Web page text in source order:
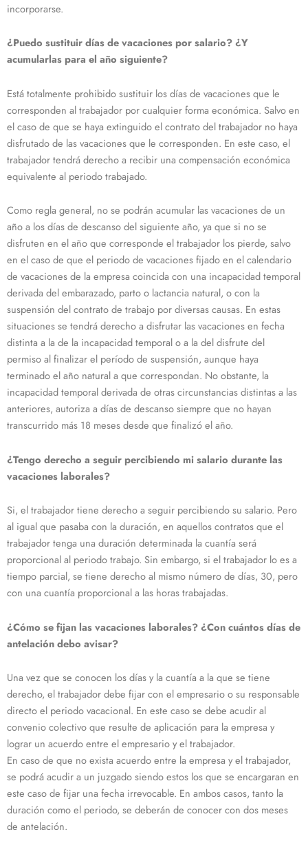
incorporarse.
¿Puedo sustituir días de vacaciones por salario? ¿Y
acumularlas para el año siguiente?
Está totalmente prohibido sustituir los días de vacaciones que le
corresponden al trabajador por cualquier forma económica. Salvo en
el caso de que se haya extinguido el contrato del trabajador no haya
disfrutado de las vacaciones que le corresponden. En este caso, el
trabajador tendrá derecho a recibir una compensación económica
equivalente al periodo trabajado.
Como regla general, no se podrán acumular las vacaciones de un
año a los días de descanso del siguiente año, ya que si no se
disfruten en el año que corresponde el trabajador los pierde, salvo
en el caso de que el periodo de vacaciones fijado en el calendario
de vacaciones de la empresa coincida con una incapacidad temporal
derivada del embarazado, parto o lactancia natural, o con la
suspensión del contrato de trabajo por diversas causas. En estas
situaciones se tendrá derecho a disfrutar las vacaciones en fecha
distinta a la de la incapacidad temporal o a la del disfrute del
permiso al finalizar el período de suspensión, aunque haya
terminado el año natural a que correspondan. No obstante, la
incapacidad temporal derivada de otras circunstancias distintas a las
anteriores, autoriza a días de descanso siempre que no hayan
transcurrido más 18 meses desde que finalizó el año.
¿Tengo derecho a seguir percibiendo mi salario durante las
vacaciones laborales?
Si, el trabajador tiene derecho a seguir percibiendo su salario. Pero
al igual que pasaba con la duración, en aquellos contratos que el
trabajador tenga una duración determinada la cuantía será
proporcional al periodo trabajo. Sin embargo, si el trabajador lo es a
tiempo parcial, se tiene derecho al mismo número de días, 30, pero
con una cuantía proporcional a las horas trabajadas.
¿Cómo se fijan las vacaciones laborales? ¿Con cuántos días de
antelación debo avisar?
Una vez que se conocen los días y la cuantía a la que se tiene
derecho, el trabajador debe fijar con el empresario o su responsable
directo el periodo vacacional. En este caso se debe acudir al
convenio colectivo que resulte de aplicación para la empresa y
lograr un acuerdo entre el empresario y el trabajador.
En caso de que no exista acuerdo entre la empresa y el trabajador,
se podrá acudir a un juzgado siendo estos los que se encargaran en
este caso de fijar una fecha irrevocable. En ambos casos, tanto la
duración como el periodo, se deberán de conocer con dos meses
de antelación.